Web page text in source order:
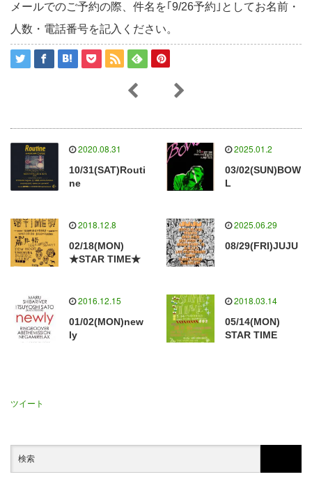
メールでのご予約の際、件名を｢9/26予約｣としてお名前・
人数・電話番号を記入ください。
2020.08.31
10/31(SAT)Routi
ne
2025.01.2
03/02(SUN)BOW
L
2018.12.8
02/18(MON)
★STAR TIME★
2025.06.29
08/29(FRI)JUJU
2016.12.15
01/02(MON)new
ly
2018.03.14
05/14(MON)
STAR TIME
ツイート